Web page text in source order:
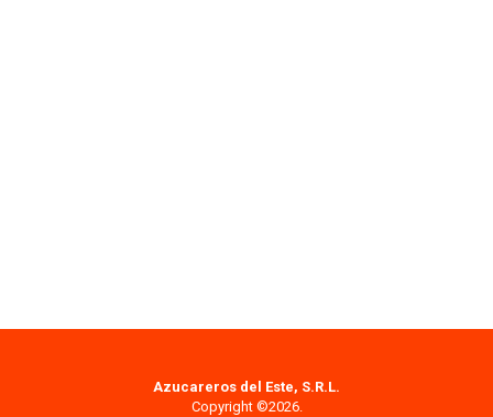
Azucareros del Este, S.R.L.
Copyright ©2026.